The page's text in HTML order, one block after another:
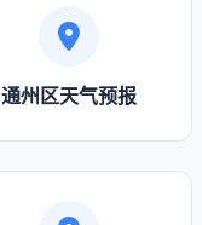
通州区天气预报